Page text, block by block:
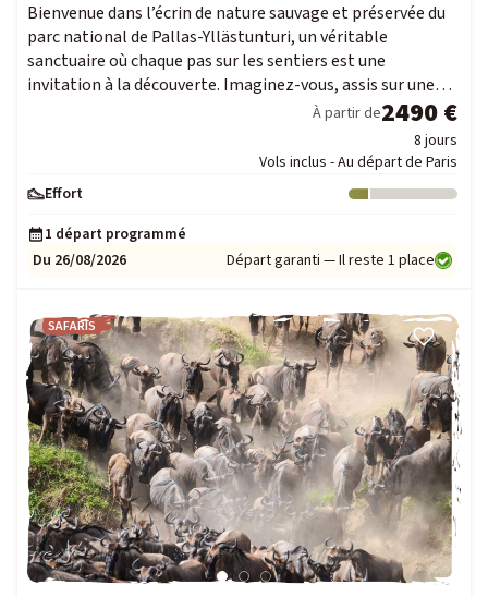
Bienvenue dans l’écrin de nature sauvage et préservée du
parc national de Pallas-Yllästunturi, un véritable
sanctuaire où chaque pas sur les sentiers est une
invitation à la découverte. Imaginez-vous, assis sur une…
À partir de2490 €
8 jours
Vols inclus - Au départ de Paris
Effort
Niveau : 1
1 départ programmé
Du 26/08/2026
Départ garanti — Il reste 1 place
SAFARIS